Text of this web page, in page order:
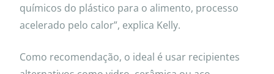
químicos do plástico para o alimento, processo
acelerado pelo calor”, explica Kelly.
Como recomendação, o ideal é usar recipientes